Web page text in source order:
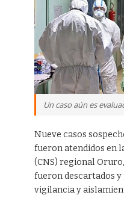
Un caso aún es
Nueve casos
fueron atendidos en
(CNS) regional
fueron descartados y
vigilancia y